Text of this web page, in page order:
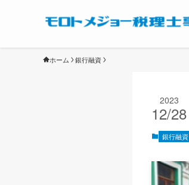
ホーム 銀行融資
2023
12/28
銀行融資